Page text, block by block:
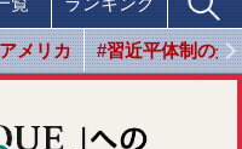
メリカ #習近平体制の光